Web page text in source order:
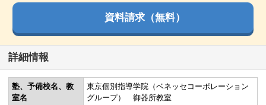
資料請求（無料）
詳細情報
塾、予備校名、教
室名
東京個別指導学院（ベネッセコーポレーション
グループ） 御器所教室